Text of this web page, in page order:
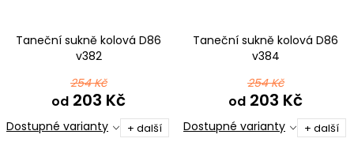
Taneční sukně kolová D86
v382
254 Kč
od 203 Kč
Dostupné varianty + další
Taneční sukně kolová D86
v384
254 Kč
od 203 Kč
Dostupné varianty + další